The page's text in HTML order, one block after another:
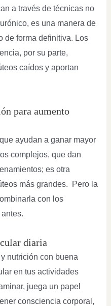
a través de técnicas no
es una manera de
de forma definitiva. Los
por su parte,
caídos y aportan
para aumento
ayudan a ganar mayor
complejos, que dan
es otra
más grandes. Pero la
con los
diaria
nutrición con buena
en tus actividades
juega un papel
consciencia corporal,